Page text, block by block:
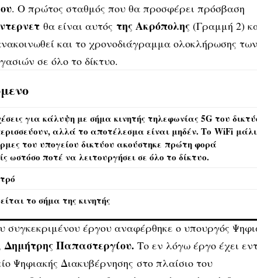
. Ο πρώτος σταθμός που θα προσφέρει πρόσβαση
θα είναι αυτός της Ακρόπολης(Γραμμή 2)
και το χρονοδιάγραμμα ολοκλήρωσης των
σε όλο το δίκτυο.
για κάλυψη με σήμα κινητής τηλεφωνίας 5G του
αλλά το αποτέλεσμα είναι μηδέν. Το WiFi
του υπογείου δικτύου ακούστηκε πρώτη φορά
ωστόσο ποτέ να λειτουργήσει σε όλο το δίκτυο.
το σήμα της κινητής
συγκεκριμένου έργου αναφέρθηκε ο υπουργός
Δημήτρης Παπαστεργίου. Το εν λόγω έργο έχει
Ψηφιακής Διακυβέρνησης στο πλαίσιο του